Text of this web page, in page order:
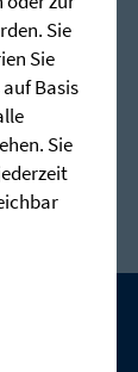
Sie
Sie
Basis
Sie